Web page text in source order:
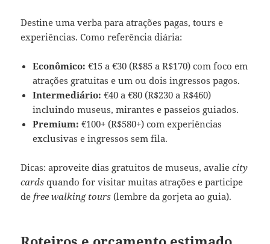
Destine uma verba para atrações pagas, tours e
experiências. Como referência diária:
Econômico: €15 a €30 (R$85 a R$170) com foco em
atrações gratuitas e um ou dois ingressos pagos.
Intermediário: €40 a €80 (R$230 a R$460)
incluindo museus, mirantes e passeios guiados.
Premium: €100+ (R$580+) com experiências
exclusivas e ingressos sem fila.
Dicas: aproveite dias gratuitos de museus, avaliecity
cards quando for visitar muitas atrações e participe
de free walking tours (lembre da gorjeta ao guia).